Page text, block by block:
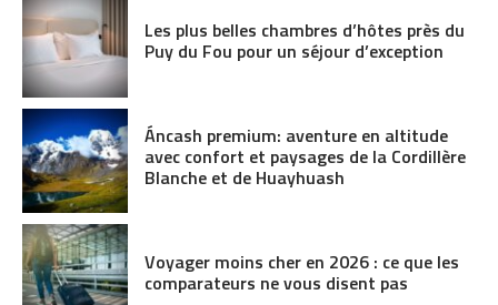
Les plus belles chambres d’hôtes près du
Puy du Fou pour un séjour d’exception
Áncash premium: aventure en altitude
avec confort et paysages de la Cordillère
Blanche et de Huayhuash
Voyager moins cher en 2026 : ce que les
comparateurs ne vous disent pas